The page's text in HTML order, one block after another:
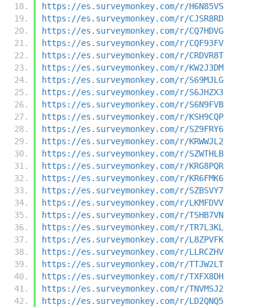
https://es.surveymonkey.com/r/H6N85VS
https://es.surveymonkey.com/r/CJSR8RD
https://es.surveymonkey.com/r/CQ7HDVG
https://es.surveymonkey.com/r/CQF93FV
https://es.surveymonkey.com/r/CRDVR8T
https://es.surveymonkey.com/r/KW2J3DM
https://es.surveymonkey.com/r/S69MJLG
https://es.surveymonkey.com/r/S6JHZX3
https://es.surveymonkey.com/r/S6N9FVB
https://es.surveymonkey.com/r/KSH9CQP
https://es.surveymonkey.com/r/SZ9FRY6
https://es.surveymonkey.com/r/KRWWJL2
https://es.surveymonkey.com/r/SZWTHLB
https://es.surveymonkey.com/r/KRG8PQR
https://es.surveymonkey.com/r/KR6FMK6
https://es.surveymonkey.com/r/SZBSVY7
https://es.surveymonkey.com/r/LKMFDVV
https://es.surveymonkey.com/r/TSHB7VN
https://es.surveymonkey.com/r/TR7L3KL
https://es.surveymonkey.com/r/L8ZPVFK
https://es.surveymonkey.com/r/LLRCZHV
https://es.surveymonkey.com/r/TTJW2LT
https://es.surveymonkey.com/r/TXFX8DH
https://es.surveymonkey.com/r/TNVMSJ2
https://es.surveymonkey.com/r/LD2QNQ5